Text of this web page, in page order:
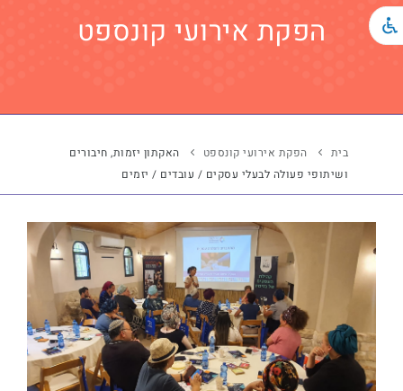
BIZCO לעסקים
לומדים עם BIZCO
הפקת אירועי קונספט
בית הפקת אירועי קונספט
האקתון יזמות, חיבורים
ושיתופי פעולה לבעלי עסקים / עובדים / יזמים